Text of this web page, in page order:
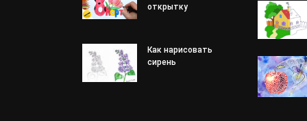
открытку
Как нарисовать
сирень